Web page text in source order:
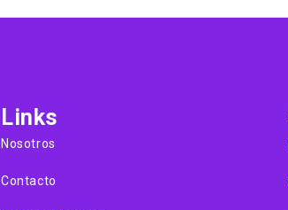
Links
Nosotros
Contacto